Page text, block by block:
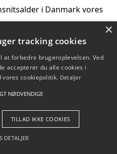
i Danmark vores
udledning påvirker vores
Blog Betingelser
×
tracking cookies
at forbedre brugeroplevelsen. Ved
accepterer du alle cookies i
cookiepolitik. Detaljer
NØDVENDIGE
TILLAD IKKE COOKIES
DETALJER